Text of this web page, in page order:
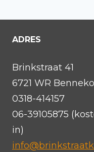
ADRES
Brinkstraat 41
6721 WR
0318-414157
06-39105875
in)